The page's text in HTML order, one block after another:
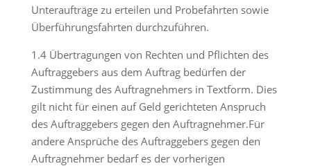
Unteraufträge zu erteilen und Probefahrten sowie
Überführungsfahrten durchzuführen.
1.4 Übertragungen von Rechten und Pflichten des
Auftraggebers aus dem Auftrag bedürfen der
Zustimmung des Auftragnehmers in Textform. Dies
gilt nicht für einen auf Geld gerichteten Anspruch
des Auftraggebers gegen den Auftragnehmer.Für
andere Ansprüche des Auftraggebers gegen den
Auftragnehmer bedarf es der vorherigen